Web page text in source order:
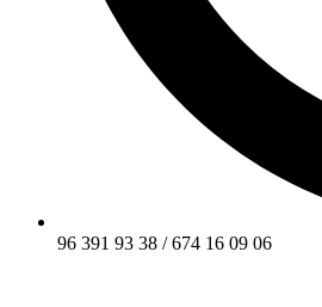
96 391 93 38 / 674 16 09 06